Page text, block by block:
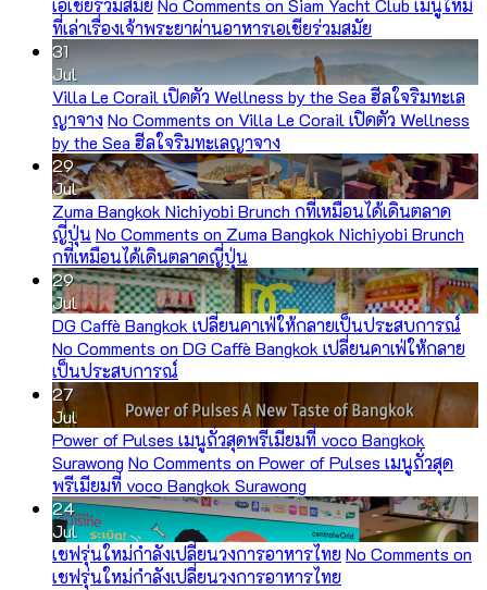
เอเชียร่วมสมัยNo Comments on Siam Yacht Club เมนูใหม่
ที่เล่าเรื่องเจ้าพระยาผ่านอาหารเอเชียร่วมสมัย
31
Jul
Villa Le Corail เปิดตัว Wellness by the Sea ฮีลใจริมทะเล
ญาจางNo Comments on Villa Le Corail เปิดตัว Wellness
by the Sea ฮีลใจริมทะเลญาจาง
29
Jul
Zuma Bangkok Nichiyobi Brunch กที่เหมือนได้เดินตลาด
ญี่ปุ่น No Comments on Zuma Bangkok Nichiyobi Brunch
กที่เหมือนได้เดินตลาดญี่ปุ่น
29
Jul
DG Caffè Bangkok เปลี่ยนคาเฟ่ให้กลายเป็นประสบการณ์
No Comments on DG Caffè Bangkok เปลี่ยนคาเฟ่ให้กลาย
เป็นประสบการณ์
27
Jul
Power of Pulses เมนูถั่วสุดพรีเมียมที่ voco Bangkok
Surawong No Comments on Power of Pulses เมนูถั่วสุด
พรีเมียมที่ voco Bangkok Surawong
24
Jul
เชฟรุ่นใหม่กำลังเปลี่ยนวงการอาหารไทยNo Comments on
เชฟรุ่นใหม่กำลังเปลี่ยนวงการอาหารไทย